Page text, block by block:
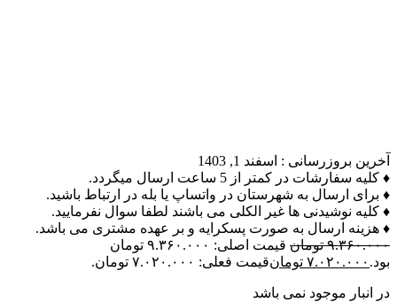
آخرین بروزرسانی : اسفند 1, 1403
♦ کلیه سفارشات در کمتر از 5 ساعت ارسال میگردد.
♦ برای ارسال به شهرستان در واتساپ یا بله در ارتباط باشید.
♦ کلیه نوشیدنی ها غیر الکلی می باشند لطفا سوال نفرمایید.
♦ هزینه ارسال به صورت پسکرایه و بر عهده مشتری می باشد.
۹.۳۶۰.۰۰۰ تومان
قیمت اصلی: ۹.۳۶۰.۰۰۰ تومان
بود. ۷.۰۲۰.۰۰۰ تومانقیمت فعلی: ۷.۰۲۰.۰۰۰ تومان.
در انبار موجود نمی باشد